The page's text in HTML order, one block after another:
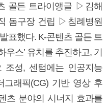
골든 트라이앵글 ▷김해
돔구장 건립 ▷침례병원
표했다. K-콘텐츠 골든 트
우스’ 유치를 추진하고, 기
조성, 센텀에는 인공지능
그래픽(CG) 기반 영상 후
츠 분야의 시너지 효과를